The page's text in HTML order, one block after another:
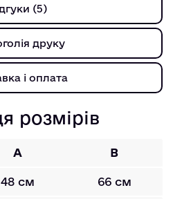
(5)
друку
і оплата
розмірів
A B
48 см 66 см